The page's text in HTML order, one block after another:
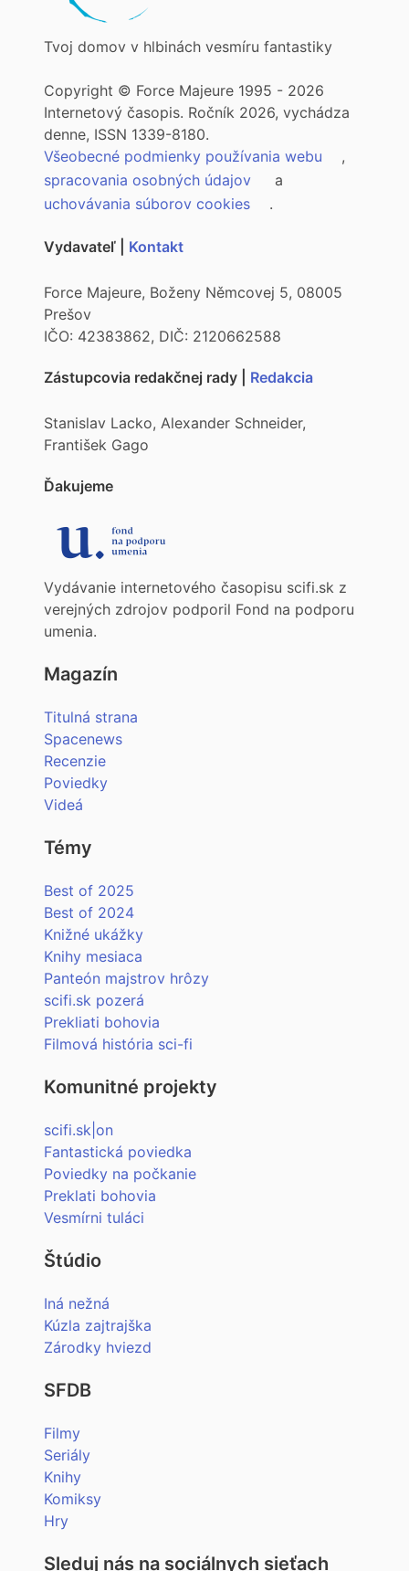
Tvoj domov v hlbinách vesmíru fantastiky
Copyright © Force Majeure 1995 - 2026
Internetový časopis. Ročník 2026, vychádza
denne, ISSN 1339-8180.
Všeobecné podmienky používania webu
,
spracovania osobných údajov
a
uchovávania súborov cookies
.
Vydavateľ | Kontakt
Force Majeure, Boženy Němcovej 5, 08005
Prešov
IČO: 42383862, DIČ: 2120662588
Zástupcovia redakčnej rady | Redakcia
Stanislav Lacko, Alexander Schneider,
František Gago
Ďakujeme
Vydávanie internetového časopisu scifi.sk z
verejných zdrojov podporil Fond na podporu
umenia.
Magazín
Titulná strana
Spacenews
Recenzie
Poviedky
Videá
Témy
Best of 2025
Best of 2024
Knižné ukážky
Knihy mesiaca
Panteón majstrov hrôzy
scifi.sk pozerá
Prekliati bohovia
Filmová história sci-fi
Komunitné projekty
scifi.sk|on
Fantastická poviedka
Poviedky na počkanie
Preklati bohovia
Vesmírni tuláci
Štúdio
Iná nežná
Kúzla zajtrajška
Zárodky hviezd
SFDB
Filmy
Seriály
Knihy
Komiksy
Hry
Sleduj nás na sociálnych sieťach